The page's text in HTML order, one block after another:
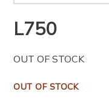
L750
OUT OF STOCK
OUT OF STOCK